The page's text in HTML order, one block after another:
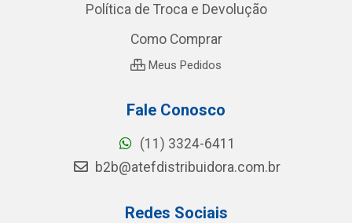
Política de Troca e Devolução
Como Comprar
Meus Pedidos
Fale Conosco
(11) 3324-6411
b2b@atefdistribuidora.com.br
Redes Sociais